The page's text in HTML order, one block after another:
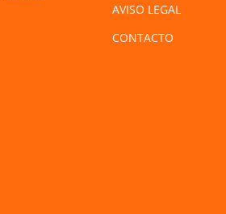
AVISO LEGAL
CONTACTO